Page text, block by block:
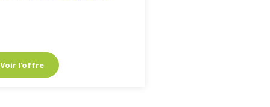
Voir l'offre